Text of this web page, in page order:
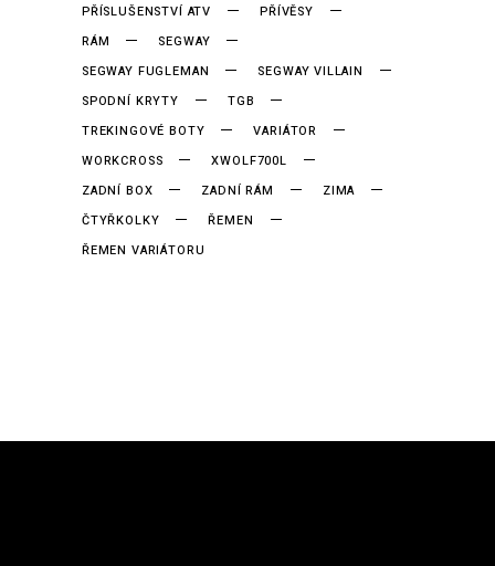
PŘÍSLUŠENSTVÍ ATV
PŘÍVĚSY
RÁM
SEGWAY
SEGWAY FUGLEMAN
SEGWAY VILLAIN
SPODNÍ KRYTY
TGB
TREKINGOVÉ BOTY
VARIÁTOR
WORKCROSS
XWOLF700L
ZADNÍ BOX
ZADNÍ RÁM
ZIMA
ČTYŘKOLKY
ŘEMEN
ŘEMEN VARIÁTORU